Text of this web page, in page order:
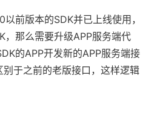
前版本的SDK并已上线使用，
，那么需要升级APP服务端代
的APP开发新的APP服务端接
于之前的老版接口，这样逻辑